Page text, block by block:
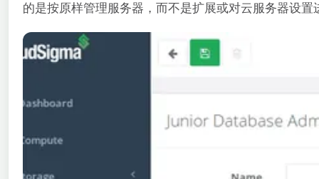
的是按原样管理服务器，而不是扩展或对云服务器设置